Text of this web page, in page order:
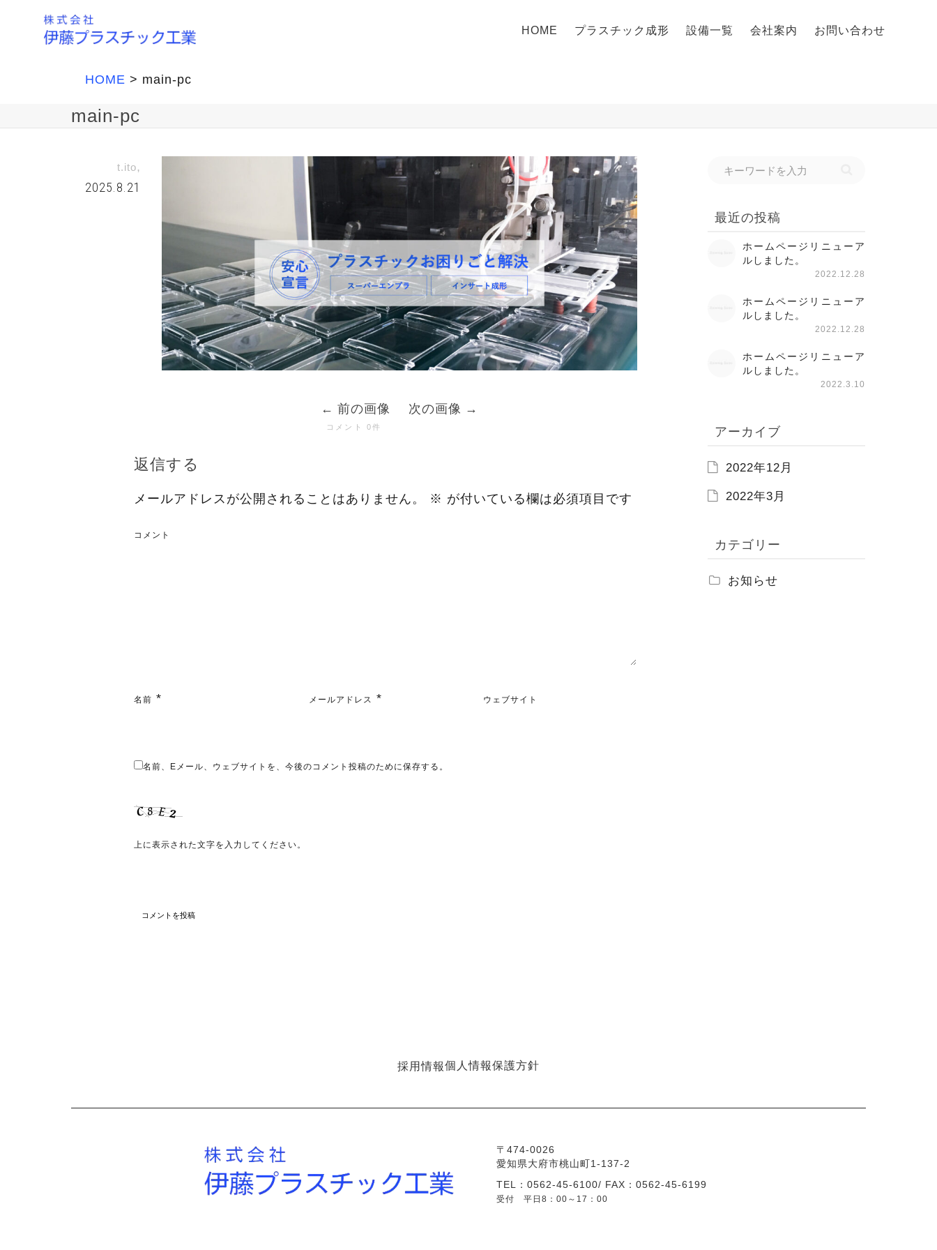
HOME プラスチック成形 設備一覧 会社案内 お問い合わせ
HOME > main-pc
main-pc
t.ito,
2025.8.21
前の画像 次の画像
コメント 0件
返信する
メールアドレスが公開されることはありません。 ※ が付いている欄は必須項目です
コメント
名前 * メールアドレス * ウェブサイト
名前、Eメール、ウェブサイトを、今後のコメント投稿のために保存する。
上に表示された文字を入力してください。
最近の投稿
ホームページリニューア
ルしました。
2022.12.28
ホームページリニューア
ルしました。
2022.12.28
ホームページリニューア
ルしました。
2022.3.10
アーカイブ
2022年12月
2022年3月
カテゴリー
お知らせ
採用情報個人情報保護方針
〒474-0026
愛知県大府市桃山町1-137-2
TEL：0562-45-6100/ FAX：0562-45-6199
受付 平日8：00～17：00